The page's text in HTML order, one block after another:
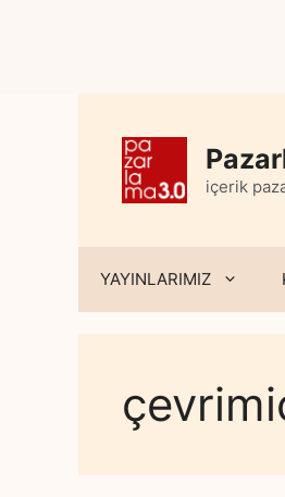
içerik
YAYINLARIMIZ